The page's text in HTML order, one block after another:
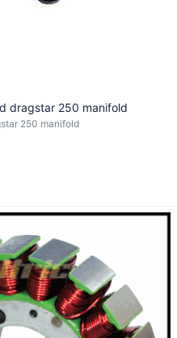
dragstar 250 manifold
250 manifold